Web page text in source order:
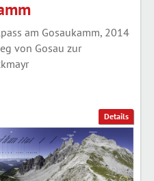
Details
am Gosaukamm, 2014
von Gosau zur